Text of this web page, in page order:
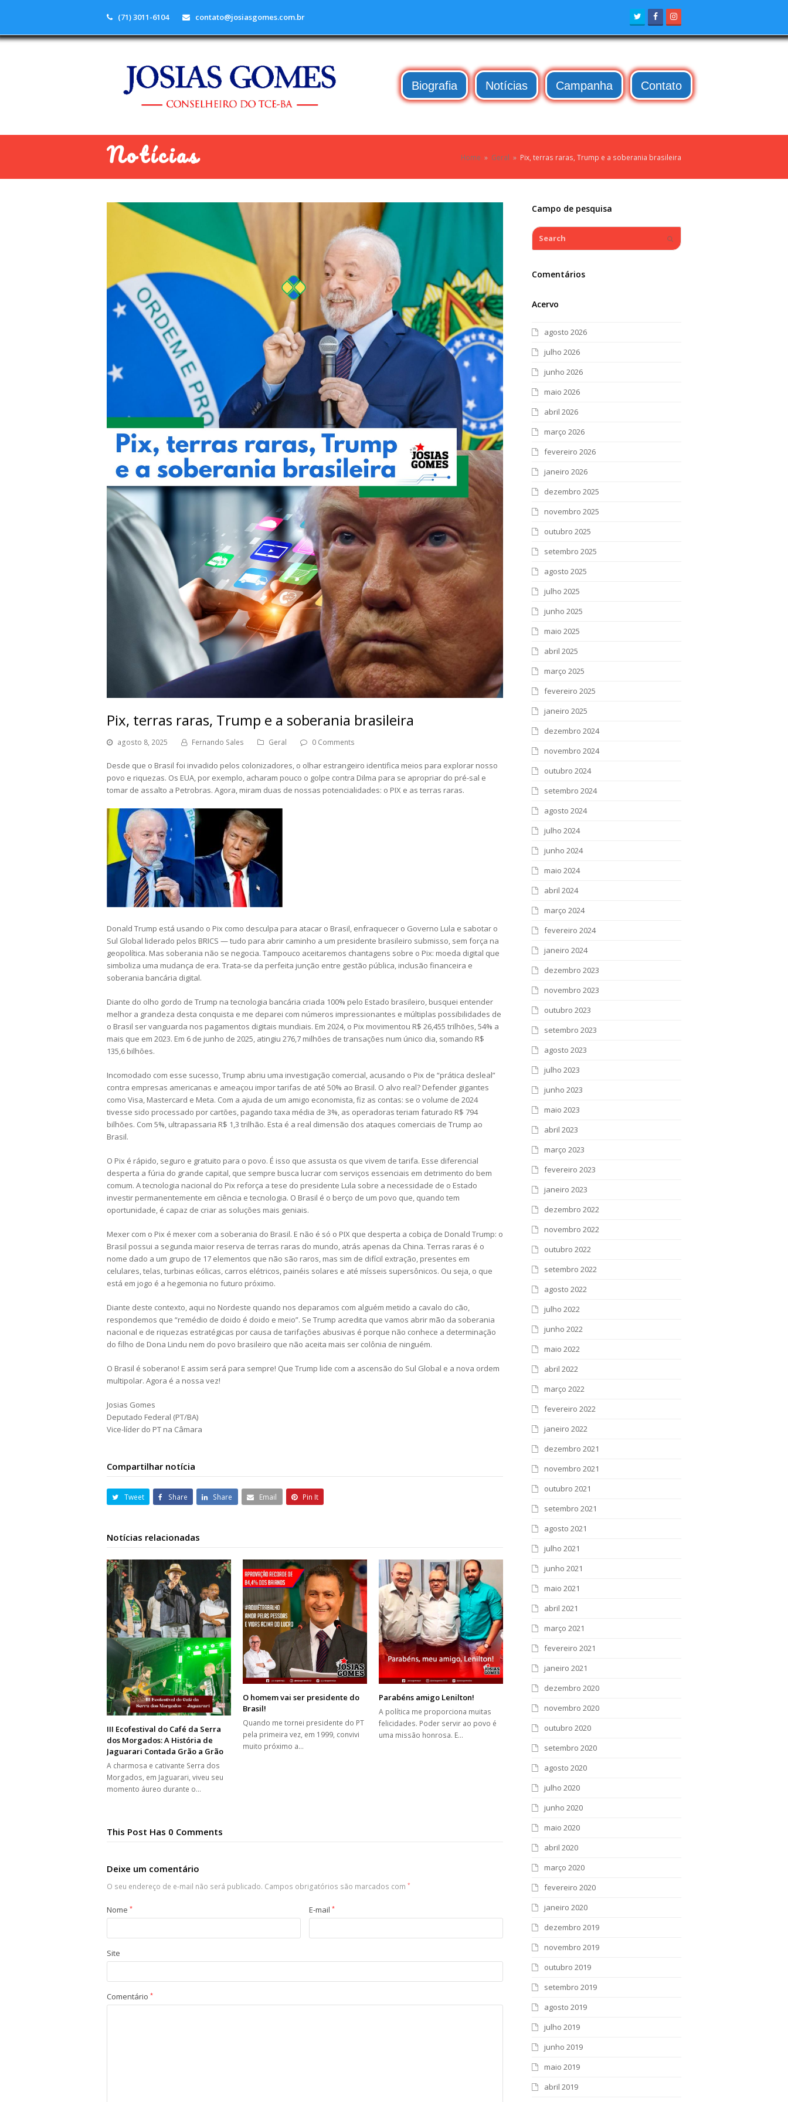
(71) 3011-6104 contato@josiasgomes.com.br TwitterFacebook
Biografia Notícias Campanha Contato
Notícias Home » Geral » Pix, terras raras, Trump e a soberania brasileira
Pix, terras raras, Trump e a soberania brasileira
agosto 8, 2025 Fernando Sales Geral 0 Comments
Desde que o Brasil foi invadido pelos colonizadores, o olhar estrangeiro identifica meios para explorar nosso
povo e riquezas. Os EUA, por exemplo, acharam pouco o golpe contra Dilma para se apropriar do pré-sal e
tomar de assalto a Petrobras. Agora, miram duas de nossas potencialidades: o PIX e as terras raras.
Donald Trump está usando o Pix como desculpa para atacar o Brasil, enfraquecer o Governo Lula e sabotar o
Sul Global liderado pelos BRICS — tudo para abrir caminho a um presidente brasileiro submisso, sem força na
geopolítica. Mas soberania não se negocia. Tampouco aceitaremos chantagens sobre o Pix: moeda digital que
simboliza uma mudança de era. Trata-se da perfeita junção entre gestão pública, inclusão financeira e
soberania bancária digital.
Diante do olho gordo de Trump na tecnologia bancária criada 100% pelo Estado brasileiro, busquei entender
melhor a grandeza desta conquista e me deparei com números impressionantes e múltiplas possibilidades de
o Brasil ser vanguarda nos pagamentos digitais mundiais. Em 2024, o Pix movimentou R$ 26,455 trilhões, 54% a
mais que em 2023. Em 6 de junho de 2025, atingiu 276,7 milhões de transações num único dia, somando R$
135,6 bilhões.
Incomodado com esse sucesso, Trump abriu uma investigação comercial, acusando o Pix de “prática desleal”
contra empresas americanas e ameaçou impor tarifas de até 50% ao Brasil. O alvo real? Defender gigantes
como Visa, Mastercard e Meta. Com a ajuda de um amigo economista, fiz as contas: se o volume de 2024
tivesse sido processado por cartões, pagando taxa média de 3%, as operadoras teriam faturado R$ 794
bilhões. Com 5%, ultrapassaria R$ 1,3 trilhão. Esta é a real dimensão dos ataques comerciais de Trump ao
Brasil.
O Pix é rápido, seguro e gratuito para o povo. É isso que assusta os que vivem de tarifa. Esse diferencial
desperta a fúria do grande capital, que sempre busca lucrar com serviços essenciais em detrimento do bem
comum. A tecnologia nacional do Pix reforça a tese do presidente Lula sobre a necessidade de o Estado
investir permanentemente em ciência e tecnologia. O Brasil é o berço de um povo que, quando tem
oportunidade, é capaz de criar as soluções mais geniais.
Mexer com o Pix é mexer com a soberania do Brasil. E não é só o PIX que desperta a cobiça de Donald Trump: o
Brasil possui a segunda maior reserva de terras raras do mundo, atrás apenas da China. Terras raras é o
nome dado a um grupo de 17 elementos que não são raros, mas sim de difícil extração, presentes em
celulares, telas, turbinas eólicas, carros elétricos, painéis solares e até mísseis supersônicos. Ou seja, o que
está em jogo é a hegemonia no futuro próximo.
Diante deste contexto, aqui no Nordeste quando nos deparamos com alguém metido a cavalo do cão,
respondemos que “remédio de doido é doido e meio”. Se Trump acredita que vamos abrir mão da soberania
nacional e de riquezas estratégicas por causa de tarifações abusivas é porque não conhece a determinação
do filho de Dona Lindu nem do povo brasileiro que não aceita mais ser colônia de ninguém.
O Brasil é soberano! E assim será para sempre! Que Trump lide com a ascensão do Sul Global e a nova ordem
multipolar. Agora é a nossa vez!
Josias Gomes
Deputado Federal (PT/BA)
Vice-líder do PT na Câmara
Compartilhar notícia
Tweet Share Share Email Pin It
Notícias relacionadas
III Ecofestival do Café da Serra
dos Morgados: A História de
Jaguarari Contada Grão a Grão
A charmosa e cativante Serra dos
Morgados, em Jaguarari, viveu seu
momento áureo durante o…
O homem vai ser presidente do
Brasil!
Quando me tornei presidente do PT
pela primeira vez, em 1999, convivi
muito próximo a…
Parabéns amigo Lenilton!
A política me proporciona muitas
felicidades. Poder servir ao povo é
uma missão honrosa. E…
This Post Has 0 Comments
Deixe um comentário
O seu endereço de e-mail não será publicado. Campos obrigatórios são marcados com *
Nome * E-mail *
Site
Comentário *
Campo de pesquisa
Search
Comentários
Acervo
agosto 2026
julho 2026
junho 2026
maio 2026
abril 2026
março 2026
fevereiro 2026
janeiro 2026
dezembro 2025
novembro 2025
outubro 2025
setembro 2025
agosto 2025
julho 2025
junho 2025
maio 2025
abril 2025
março 2025
fevereiro 2025
janeiro 2025
dezembro 2024
novembro 2024
outubro 2024
setembro 2024
agosto 2024
julho 2024
junho 2024
maio 2024
abril 2024
março 2024
fevereiro 2024
janeiro 2024
dezembro 2023
novembro 2023
outubro 2023
setembro 2023
agosto 2023
julho 2023
junho 2023
maio 2023
abril 2023
março 2023
fevereiro 2023
janeiro 2023
dezembro 2022
novembro 2022
outubro 2022
setembro 2022
agosto 2022
julho 2022
junho 2022
maio 2022
abril 2022
março 2022
fevereiro 2022
janeiro 2022
dezembro 2021
novembro 2021
outubro 2021
setembro 2021
agosto 2021
julho 2021
junho 2021
maio 2021
abril 2021
março 2021
fevereiro 2021
janeiro 2021
dezembro 2020
novembro 2020
outubro 2020
setembro 2020
agosto 2020
julho 2020
junho 2020
maio 2020
abril 2020
março 2020
fevereiro 2020
janeiro 2020
dezembro 2019
novembro 2019
outubro 2019
setembro 2019
agosto 2019
julho 2019
junho 2019
maio 2019
abril 2019